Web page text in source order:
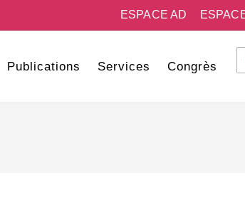
ESPACE AD
Publications Services Congrès